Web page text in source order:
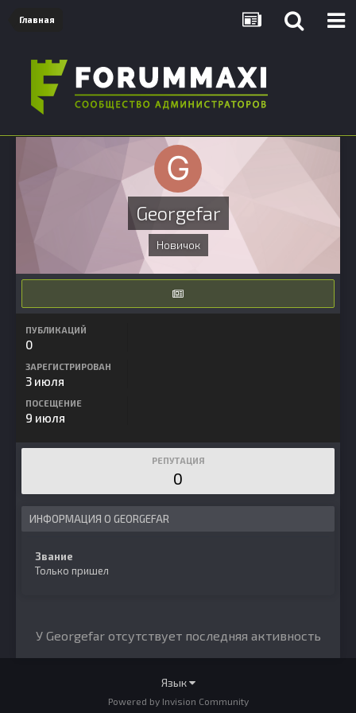
Главная
Georgefar
Новичок
ПУБЛИКАЦИЙ
0
ЗАРЕГИСТРИРОВАН
3 июля
ПОСЕЩЕНИЕ
9 июля
РЕПУТАЦИЯ
0
ИНФОРМАЦИЯ О GEORGEFAR
Звание
Только пришел
У Georgefar отсутствует последняя активность
Язык
Powered by Invision Community